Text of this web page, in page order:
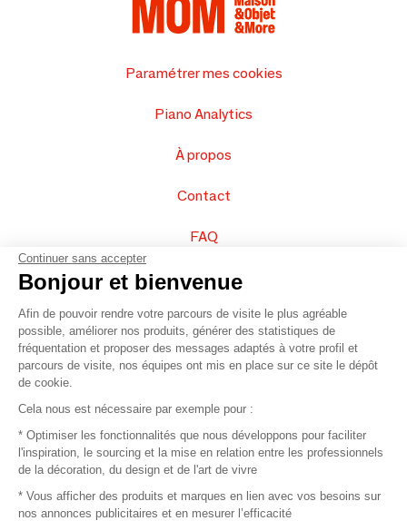
Paramétrer mes cookies
Piano Analytics
À propos
Contact
FAQ
Vendez vos produits
Plan du site
© 2016 –Organisation SAFI
Recrutement
Continuer sans accepter
Bonjour et bienvenue
Afin de pouvoir rendre votre parcours de visite le plus agréable
possible, améliorer nos produits, générer des statistiques de
fréquentation et proposer des messages adaptés à votre profil et
parcours de visite, nos équipes ont mis en place sur ce site le dépôt
de cookie.
Cela nous est nécessaire par exemple pour :
* Optimiser les fonctionnalités que nous développons pour faciliter
l'inspiration, le sourcing et la mise en relation entre les professionnels
de la décoration, du design et de l'art de vivre
* Vous afficher des produits et marques en lien avec vos besoins sur
nos annonces publicitaires et en mesurer l’efficacité